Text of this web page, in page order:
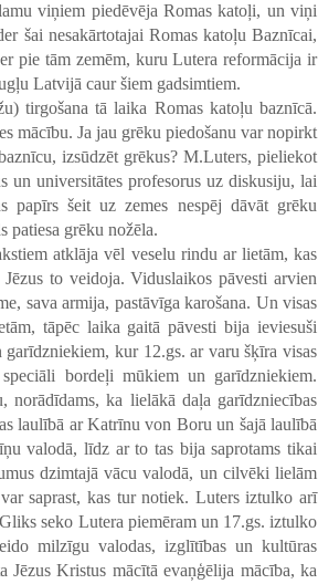
viņiem piedēvēja Romas katoļi, un viņi
šai nesakārtotajai Romas katoļu Baznīcai,
pie tām zemēm, kuru Lutera reformācija ir
Latvijā caur šiem gadsimtiem.
tirgošana tā laika Romas katoļu baznīcā.
mācību. Ja jau grēku piedošanu var nopirkt
izsūdzēt grēkus? M.Luters, pieliekot
un universitātes profesorus uz diskusiju, lai
papīrs šeit uz zemes nespēj dāvāt grēku
patiesa grēku nožēla.
atklāja vēl veselu rindu ar lietām, kas
to veidoja. Viduslaikos pāvesti arvien
sava armija, pastāvīga karošana. Un visas
tāpēc laika gaitā pāvesti bija ieviesuši
kur 12.gs. ar varu šķīra visas
bordeļi mūkiem un garīdzniekiem.
norādīdams, ka lielākā daļa garīdzniecības
laulībā ar Katrīnu von Boru un šajā laulībā
valodā, līdz ar to tas bija saprotams tikai
dzimtajā vācu valodā, un cilvēki lielām
saprast, kas tur notiek. Luters iztulko arī
seko Lutera piemēram un 17.gs. iztulko
milzīgu valodas, izglītības un kultūras
Kristus mācītā evaņģēlija mācība, ka